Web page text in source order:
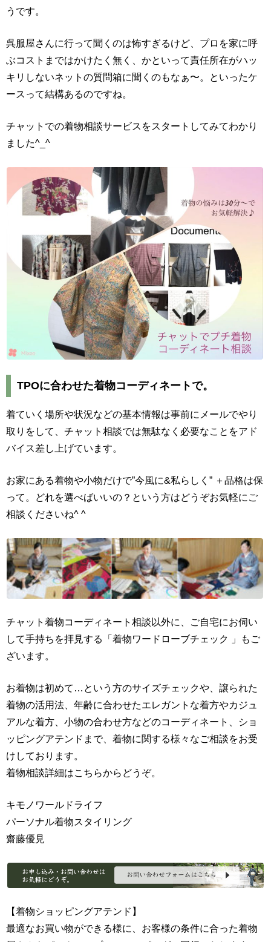
うです。
呉服屋さんに行って聞くのは怖すぎるけど、プロを家に呼
ぶコストまではかけたく無く、かといって責任所在がハッ
キリしないネットの質問箱に聞くのもなぁ〜。といったケ
ースって結構あるのですね。
チャットでの着物相談サービスをスタートしてみてわかり
ました^_^
TPOに合わせた着物コーディネートで。
着ていく場所や状況などの基本情報は事前にメールでやり
取りをして、チャット相談では無駄なく必要なことをアド
バイス差し上げています。
お家にある着物や小物だけで”今風に&私らしく” ＋品格は保
って。どれを選べばいいの？という方はどうぞお気軽にご
相談くださいね^ ^
チャット着物コーディネート相談以外に、ご自宅にお伺い
して手持ちを拝見する「着物ワードローブチェック 」もご
ざいます。
お着物は初めて…という方のサイズチェックや、譲られた
着物の活用法、年齢に合わせたエレガントな着方やカジュ
アルな着方、小物の合わせ方などのコーディネート、ショ
ッピングアテンドまで、着物に関する様々なご相談をお受
けしております。
着物相談詳細はこちらからどうぞ。
キモノワールドライフ
パーソナル着物スタイリング
齋藤優見
【着物ショッピングアテンド】
最適なお買い物ができる様に、お客様の条件に合った着物